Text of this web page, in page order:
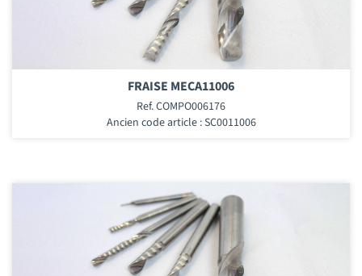
FRAISE MECA11006
Ref. COMPO006176
Ancien code article : SC0011006